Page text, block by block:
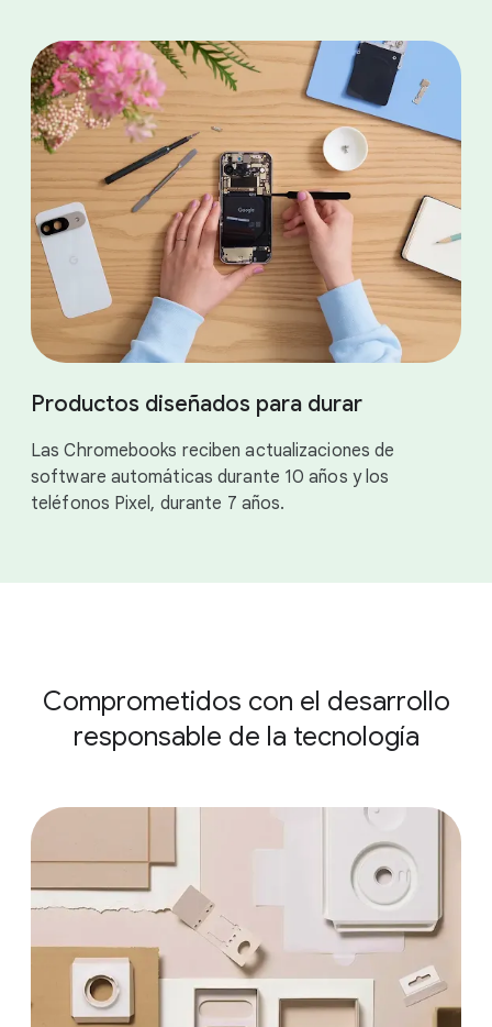
Productos diseñados para durar
Las Chromebooks reciben actualizaciones de
software automáticas durante 10 años y los
teléfonos Pixel, durante 7 años.
Comprometidos con el desarrollo
responsable de la tecnología